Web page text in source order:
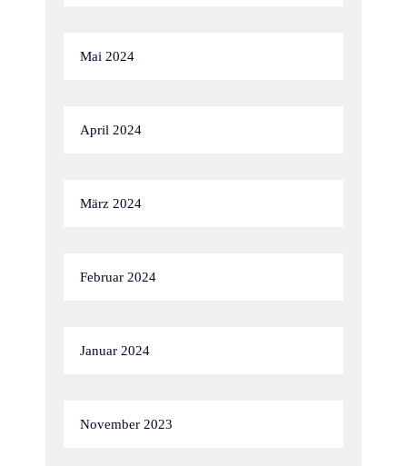
Mai 2024
April 2024
März 2024
Februar 2024
Januar 2024
November 2023